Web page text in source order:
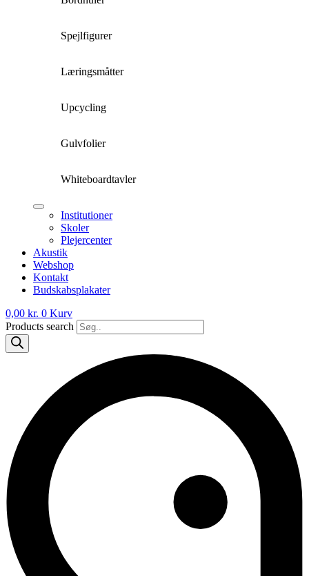
Spejlfigurer
Læringsmåtter
Upcycling
Gulvfolier
Whiteboardtavler
Institutioner
Skoler
Plejercenter
Akustik
Webshop
Kontakt
Budskabsplakater
0,00 kr. 0 Kurv
Products search